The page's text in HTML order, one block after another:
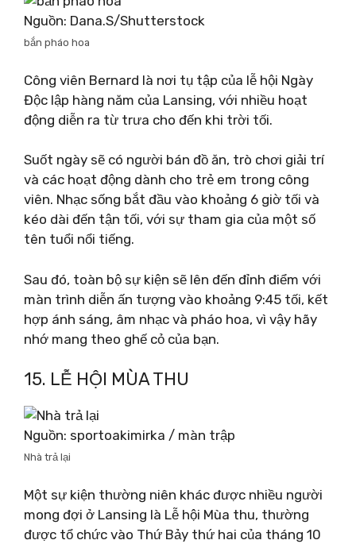
Nguồn: Dana.S/Shutterstock
bắn pháo hoa
Công viên Bernard là nơi tụ tập của lễ hội Ngày
Độc lập hàng năm của Lansing, với nhiều hoạt
động diễn ra từ trưa cho đến khi trời tối.
Suốt ngày sẽ có người bán đồ ăn, trò chơi giải trí
và các hoạt động dành cho trẻ em trong công
viên. Nhạc sống bắt đầu vào khoảng 6 giờ tối và
kéo dài đến tận tối, với sự tham gia của một số
tên tuổi nổi tiếng.
Sau đó, toàn bộ sự kiện sẽ lên đến đỉnh điểm với
màn trình diễn ấn tượng vào khoảng 9:45 tối, kết
hợp ánh sáng, âm nhạc và pháo hoa, vì vậy hãy
nhớ mang theo ghế cỏ của bạn.
15. LỄ HỘI MÙA THU
Nguồn: sportoakimirka / màn trập
Nhà trả lại
Một sự kiện thường niên khác được nhiều người
mong đợi ở Lansing là Lễ hội Mùa thu, thường
được tổ chức vào Thứ Bảy thứ hai của tháng 10